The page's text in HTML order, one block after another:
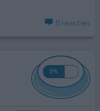
0 reacties